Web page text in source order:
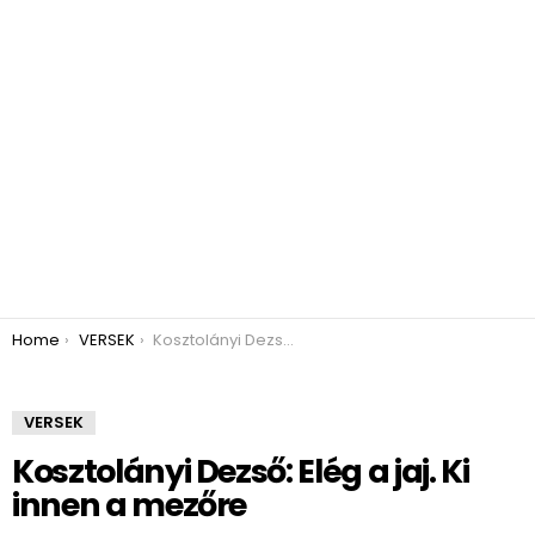
You are here:
Home VERSEK Kosztolányi Dezső: Elég a jaj. Ki innen a mezőre
VERSEK
Kosztolányi Dezső: Elég a jaj. Ki
innen a mezőre